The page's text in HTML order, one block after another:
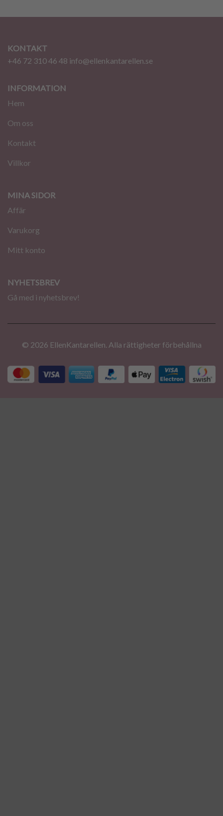
KONTAKT
+46 72 310 46 48 info@ellenkantarellen.se
INFORMATION
Hem
Om oss
Kontakt
Villkor
MINA SIDOR
Affär
Varukorg
Mitt konto
NYHETSBREV
Gå med i nyhetsbrev!
© 2026 EllenKantarellen. Alla rättigheter förbehållna